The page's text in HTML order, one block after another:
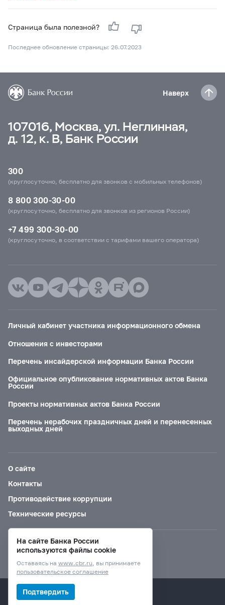
Страница была полезной?
Последнее обновление страницы: 26.07.2023
Наверх
107016, Москва, ул. Неглинная,
д. 12, к. В, Банк России
300
(круглосуточно, бесплатно для звонков с мобильных телефонов)
8 800 300-30-00
(круглосуточно, бесплатно для звонков из регионов России)
+7 499 300-30-00
(круглосуточно, в соответствии с тарифами вашего оператора)
Личный кабинет участника информационного обмена
Отношения с инвесторами
Перечень инсайдерской информации Банка России
Официальное опубликование нормативных актов Банка
России
Проекты нормативных актов Банка России
Перечень нерабочих праздничных дней и перенесенных
выходных дней
О сайте
Контакты
Противодействие коррупции
Технические ресурсы
Версия для слабовидящих
© Банк России, 2000–2026.
На сайте Банка России
используются файлы cookie
Оставаясь на www.cbr.ru, вы принимаете
пользовательское соглашение
Подтвердить